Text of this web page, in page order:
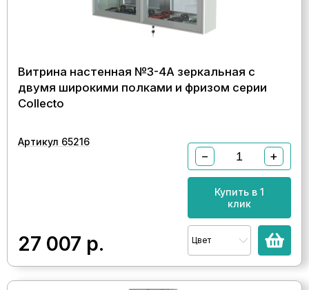
Витрина настенная №3-4А зеркальная с
двумя широкими полками и фризом серии
Collecto
Артикул 65216
27 007 р.
− +
Купить в 1
клик
Цвет